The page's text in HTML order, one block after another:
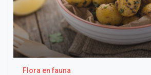
Flora en fauna